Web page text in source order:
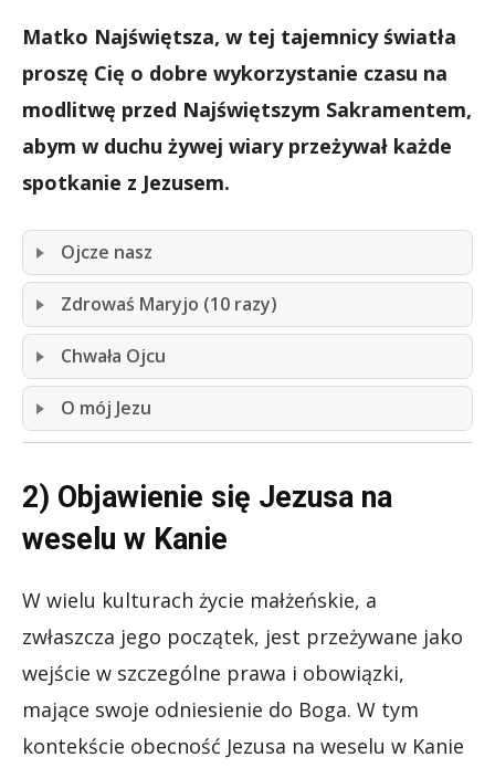
Matko Najświętsza, w tej tajemnicy światła
proszę Cię o dobre wykorzystanie czasu na
modlitwę przed Najświętszym Sakramentem,
abym w duchu żywej wiary przeżywał każde
spotkanie z Jezusem.
Ojcze nasz
Zdrowaś Maryjo (10 razy)
Chwała Ojcu
O mój Jezu
2) Objawienie się Jezusa na
weselu w Kanie
W wielu kulturach życie małżeńskie, a
zwłaszcza jego początek, jest przeżywane jako
wejście w szczególne prawa i obowiązki,
mające swoje odniesienie do Boga. W tym
kontekście obecność Jezusa na weselu w Kanie